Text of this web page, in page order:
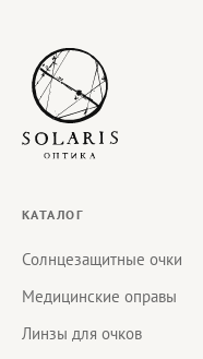
КАТАЛОГ
Солнцезащитные очки
Медицинские оправы
Линзы для очков